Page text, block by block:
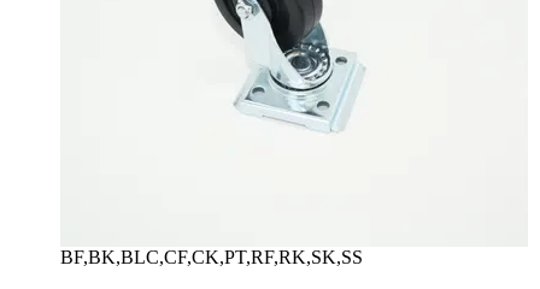
BF,BK,BLC,CF,CK,PT,RF,RK,SK,SS